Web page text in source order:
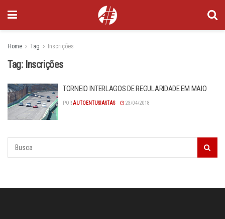
Home Tag Inscrições
Tag: Inscrições
TORNEIO INTERLAGOS DE REGULARIDADE EM MAIO
POR AUTOENTUSIASTAS 23/04/2018